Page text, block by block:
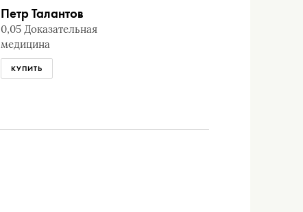
Петр Талантов
0,05 Доказательная
медицина
КУПИТЬ